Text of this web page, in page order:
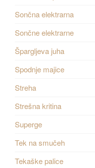
Sončna elektrarna
Sončne elektrarne
Špargljeva juha
Spodnje majice
Streha
Strešna kritina
Superge
Tek na smučeh
Tekaške palice